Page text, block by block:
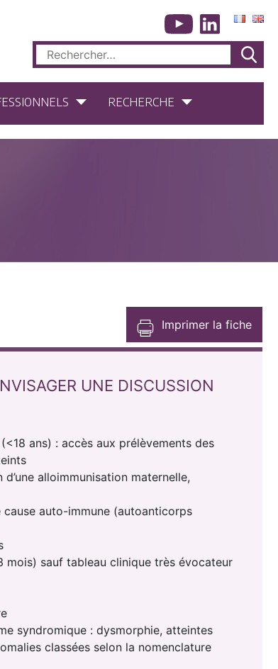
Rechercher :
RECHERCHE
Imprimer la fiche
UNE DISCUSSION
ans) : accès aux prélèvements des
alloimmunisation maternelle,
cause auto-immune (autoanticorps
mois) sauf tableau clinique très évocateur
syndromique : dysmorphie, atteintes
classées selon la nomenclature